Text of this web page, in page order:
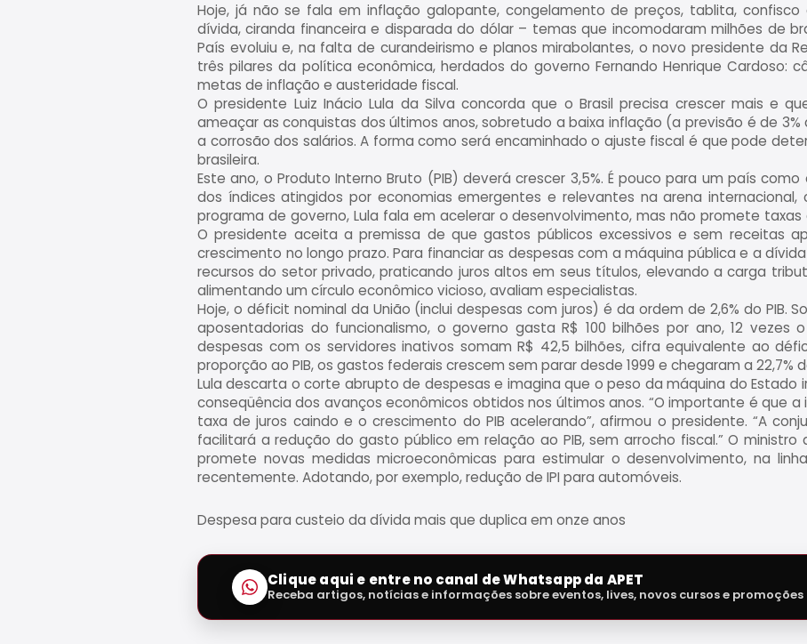
Hoje, já não se fala em inflação galopante, congelamento de preços, tablita,
dívida, ciranda financeira e disparada do dólar – temas que incomodaram milhões de
País evoluiu e, na falta de curandeirismo e planos mirabolantes, o novo presidente da
três pilares da política econômica, herdados do governo Fernando Henrique Cardoso:
metas de inflação e austeridade fiscal.
O presidente Luiz Inácio Lula da Silva concorda que o Brasil precisa crescer mais e
ameaçar as conquistas dos últimos anos, sobretudo a baixa inflação (a previsão é de
a corrosão dos salários. A forma como será encaminhado o ajuste fiscal é que pode
brasileira.
Este ano, o Produto Interno Bruto (PIB) deverá crescer 3,5%. É pouco para um país
dos índices atingidos por economias emergentes e relevantes na arena internacional,
programa de governo, Lula fala em acelerar o desenvolvimento, mas não promete
O presidente aceita a premissa de que gastos públicos excessivos e sem receitas
crescimento no longo prazo. Para financiar as despesas com a máquina pública e a
recursos do setor privado, praticando juros altos em seus títulos, elevando a carga
alimentando um círculo econômico vicioso, avaliam especialistas.
Hoje, o déficit nominal da União (inclui despesas com juros) é da ordem de 2,6% do PIB.
aposentadorias do funcionalismo, o governo gasta R$ 100 bilhões por ano, 12 vezes
despesas com os servidores inativos somam R$ 42,5 bilhões, cifra equivalente ao
proporção ao PIB, os gastos federais crescem sem parar desde 1999 e chegaram a 22,7%
Lula descarta o corte abrupto de despesas e imagina que o peso da máquina do Estado
conseqüência dos avanços econômicos obtidos nos últimos anos. “O importante é que
taxa de juros caindo e o crescimento do PIB acelerando”, afirmou o presidente. “A
facilitará a redução do gasto público em relação ao PIB, sem arrocho fiscal.” O ministro
promete novas medidas microeconômicas para estimular o desenvolvimento, na
recentemente. Adotando, por exemplo, redução de IPI para automóveis.
Despesa para custeio da dívida mais que duplica em onze anos
Clique aqui e entre no canal de Whatsapp da APET
Receba artigos, notícias e informações sobre eventos, lives, novos cursos e promoções